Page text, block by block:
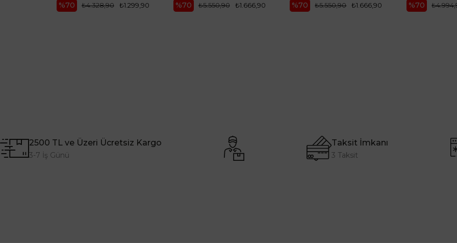
%70
₺1.299,90
₺4.328,90
%70
₺1.666,90
₺5.550,90
%70
₺1.666,90
₺5.550,90 %70
2500 TL ve Üzeri Ücretsiz Kargo
3-7 İş Günü
Taksit İmkanı
3 Taksit